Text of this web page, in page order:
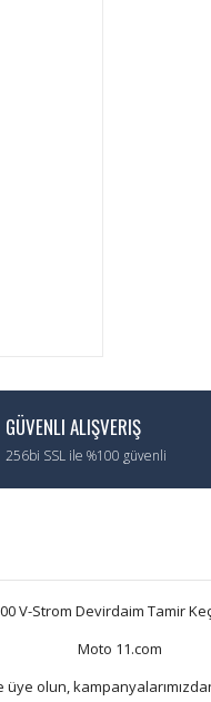
GÜVENLI ALIŞVERIŞ
256bi SSL ile %100 güvenli
V-Strom Devirdaim Tamir
Moto 11.com
üye olun,